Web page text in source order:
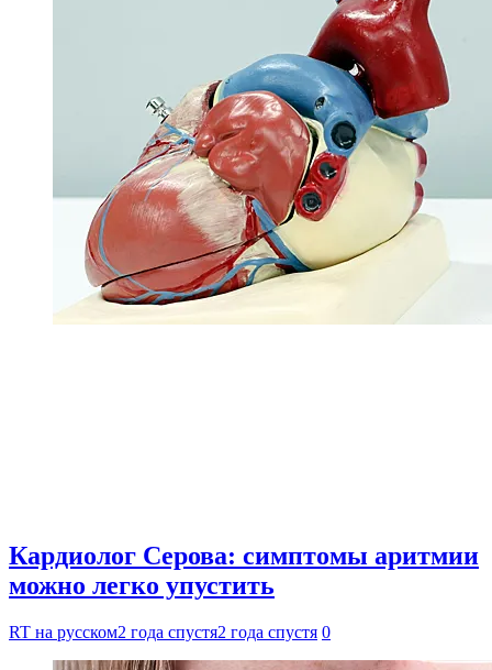
Кардиолог Серова: симптомы аритмии
можно легко упустить
RT на русском2 года спустя2 года спустя 0